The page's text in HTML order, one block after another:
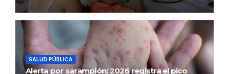
SALUD PÚBLICA
Alerta por sarampión: 2026 registra el pico